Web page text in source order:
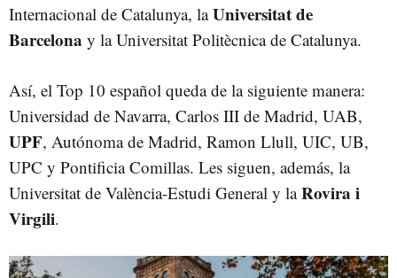
Internacional de Catalunya, laUniversitat de
Barcelona y la Universitat Politècnica de Catalunya.
Así, el Top 10 español queda de la siguiente manera:
Universidad de Navarra, Carlos III de Madrid, UAB,
UPF, Autónoma de Madrid, Ramon Llull, UIC, UB,
UPC y Pontificia Comillas. Les siguen, además, la
Universitat de València-Estudi General y laRovira i
Virgili.